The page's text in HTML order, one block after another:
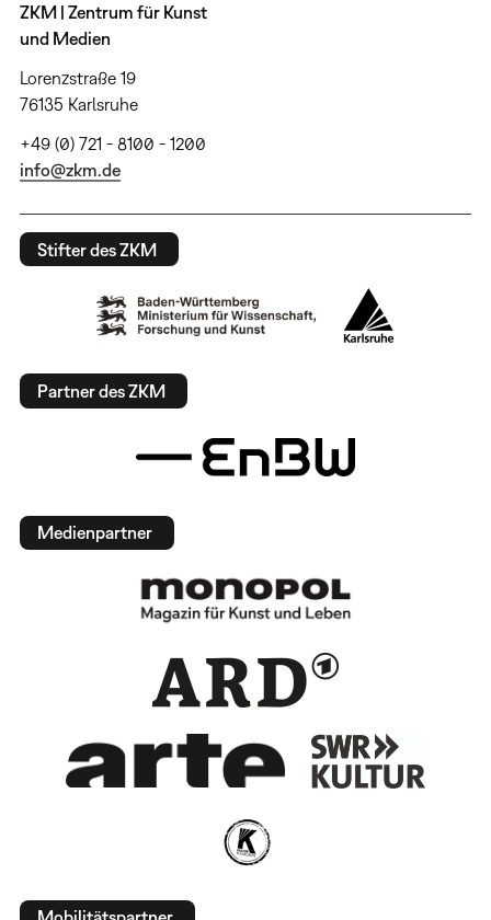
ZKM | Zentrum für Kunst
und Medien
Lorenzstraße 19
76135 Karlsruhe
+49 (0) 721 - 8100 - 1200
info@zkm.de
Stifter des ZKM
Partner des ZKM
Medienpartner